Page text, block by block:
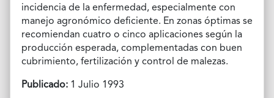
incidencia de la enfermedad, especialmente con
manejo agronómico deficiente. En zonas óptimas se
recomiendan cuatro o cinco aplicaciones según la
producción esperada, complementadas con buen
cubrimiento, fertilización y control de malezas.
Publicado:1 Julio 1993